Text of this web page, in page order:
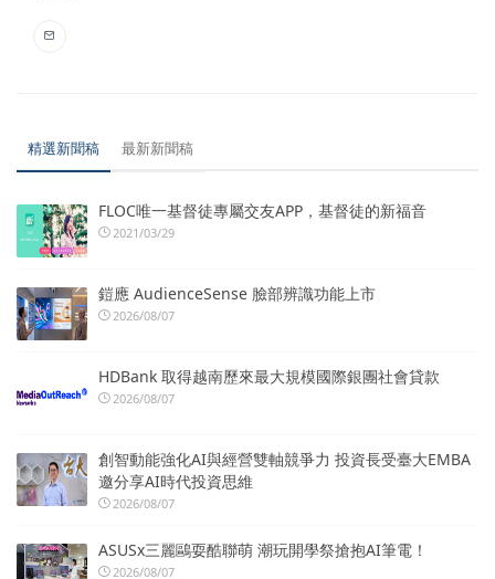
精選新聞稿 最新新聞稿
FLOC唯一基督徒專屬交友APP，基督徒的新福音
2021/03/29
鎧應 AudienceSense 臉部辨識功能上市
2026/08/07
HDBank 取得越南歷來最大規模國際銀團社會貸款
2026/08/07
創智動能強化AI與經營雙軸競爭力 投資長受臺大EMBA
邀分享AI時代投資思維
2026/08/07
ASUSx三麗鷗耍酷聯萌 潮玩開學祭搶抱AI筆電！
2026/08/07